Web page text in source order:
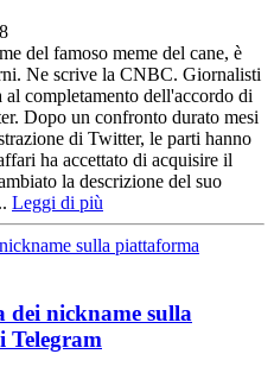
del famoso meme del cane, è
Ne scrive la CNBC. Giornalisti
al completamento dell'accordo di
Dopo un confronto durato mesi
di Twitter, le parti hanno
ha accettato di acquisire il
la descrizione del suo
Leggi di più
dei nickname sulla
Telegram